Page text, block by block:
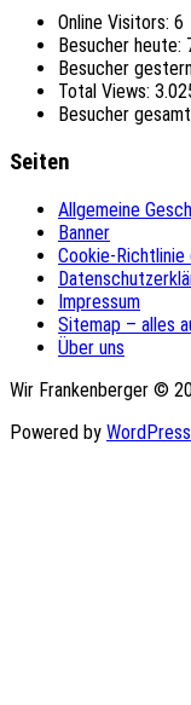
Online Visitors: 6
Besucher heute:
Besucher
Total Views:
Besucher
Seiten
Allgemeine
Banner
Cookie-Richtlinie
Impressum
Sitemap – alles
Über uns
Wir Frankenberger ©
Powered by WordPress